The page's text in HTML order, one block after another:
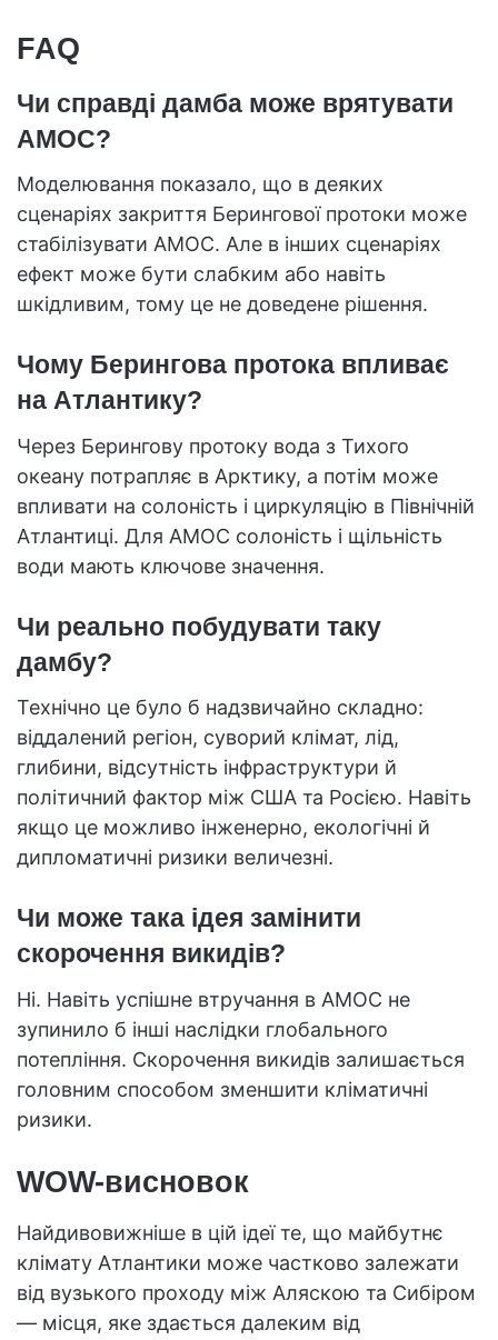
FAQ
Чи справді дамба може врятувати
AMOC?
Моделювання показало, що в деяких
сценаріях закриття Берингової протоки може
стабілізувати AMOC. Але в інших сценаріях
ефект може бути слабким або навіть
шкідливим, тому це не доведене рішення.
Чому Берингова протока впливає
на Атлантику?
Через Берингову протоку вода з Тихого
океану потрапляє в Арктику, а потім може
впливати на солоність і циркуляцію в Північній
Атлантиці. Для AMOC солоність і щільність
води мають ключове значення.
Чи реально побудувати таку
дамбу?
Технічно це було б надзвичайно складно:
віддалений регіон, суворий клімат, лід,
глибини, відсутність інфраструктури й
політичний фактор між США та Росією. Навіть
якщо це можливо інженерно, екологічні й
дипломатичні ризики величезні.
Чи може така ідея замінити
скорочення викидів?
Ні. Навіть успішне втручання в AMOC не
зупинило б інші наслідки глобального
потепління. Скорочення викидів залишається
головним способом зменшити кліматичні
ризики.
WOW-висновок
Найдивовижніше в цій ідеї те, що майбутнє
клімату Атлантики може частково залежати
від вузького проходу між Аляскою та Сибіром
— місця, яке здається далеким від